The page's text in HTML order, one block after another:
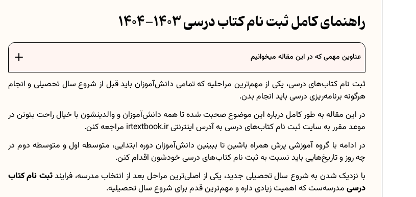
فرمول حجم اشکال هندسی در ریاضیات
برنامه‌ ریزی درسی هفتم
عادات افراد موفق
برنامه‌ ریزی درسی هشتم
چگونه برنامه‌ ریزی درسی کنیم؟
دانلود رایگان نمونه سوالات امتحانی...
فرمول حجم اشکال هندسی در ریاضیات
برنامه‌ ریزی درسی هفتم
عادات افراد موفق
برنامه‌ ریزی درسی هشتم
چگونه برنامه‌ ریزی درسی کنیم؟
دانلود رایگان نمونه سوالات امتحانی...
راهنمای کامل ثبت‌ نام کتاب درسی 1403-1404
عناوین مهمی که در این مقاله میخوانیم
ثبت‌ نام کتاب‌های درسی، یکی از مهم‌ترین مراحلیه که تمامی دانش‌آموزان باید قبل از شروع سال تحصیلی و انجام
هرگونه برنامه‌ریزی درسی باید انجام بدن.
در این مقاله به طور کامل درباره این موضوع صحبت شده تا همه دانش‌آموزان و والدینشون با خیال راحت بتونن در
موعد مقرر به سایت ثبت‌ نام کتاب‌های درسی به آدرس اینترنتی irtextbook.ir مراجعه کنن.
در ادامه با گروه آموزشی پرش همراه باشین تا ببینین دانش‌آموزان دوره ابتدایی، متوسطه اول و متوسطه دوم در
چه روز و تاریخ‌هایی باید نسبت به ثبت‌ نام کتاب‌های درسی خودشون اقدام کنن.
با نزدیک شدن به شروع سال تحصیلی جدید، یکی از اصلی‌ترین مراحل بعد از انتخاب مدرسه، فرایندثبت‌ نام کتاب
درسی مدرسه‌ست که اهمیت زیادی داره و مهم‌ترین قدم برای شروع سال تحصیلیه.